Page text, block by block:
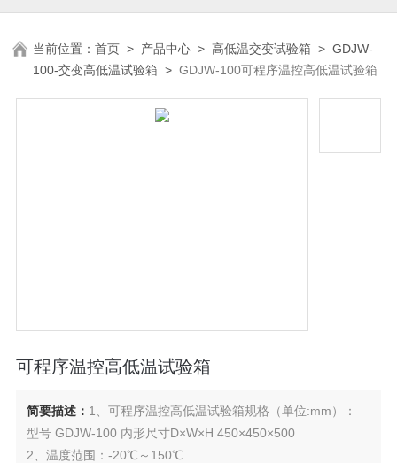
当前位置：首页 > 产品中心 >高低温交变试验箱 >GDJW-
100-交变高低温试验箱 >GDJW-100可程序温控高低温试验箱
可程序温控高低温试验箱
简要描述： 1、可程序温控高低温试验箱规格（单位:mm）：
型号 GDJW-100 内形尺寸D×W×H 450×450×500
2、温度范围：-20℃～150℃